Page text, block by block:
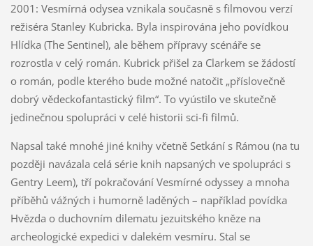
2001: Vesmírná odysea vznikala současně s filmovou verzí
režiséra Stanley Kubricka. Byla inspirována jeho povídkou
Hlídka (The Sentinel), ale během přípravy scénáře se
rozrostla v celý román. Kubrick přišel za Clarkem se žádostí
o román, podle kterého bude možné natočit „příslovečně
dobrý vědeckofantastický film“. To vyústilo ve skutečně
jedinečnou spolupráci v celé historii sci-fi filmů.
Napsal také mnohé jiné knihy včetně Setkání s Rámou (na tu
později navázala celá série knih napsaných ve spolupráci s
Gentry Leem), tří pokračování Vesmírné odyssey a mnoha
příběhů vážných i humorně laděných – například povídka
Hvězda o duchovním dilematu jezuitského kněze na
archeologické expedici v dalekém vesmíru. Stal se